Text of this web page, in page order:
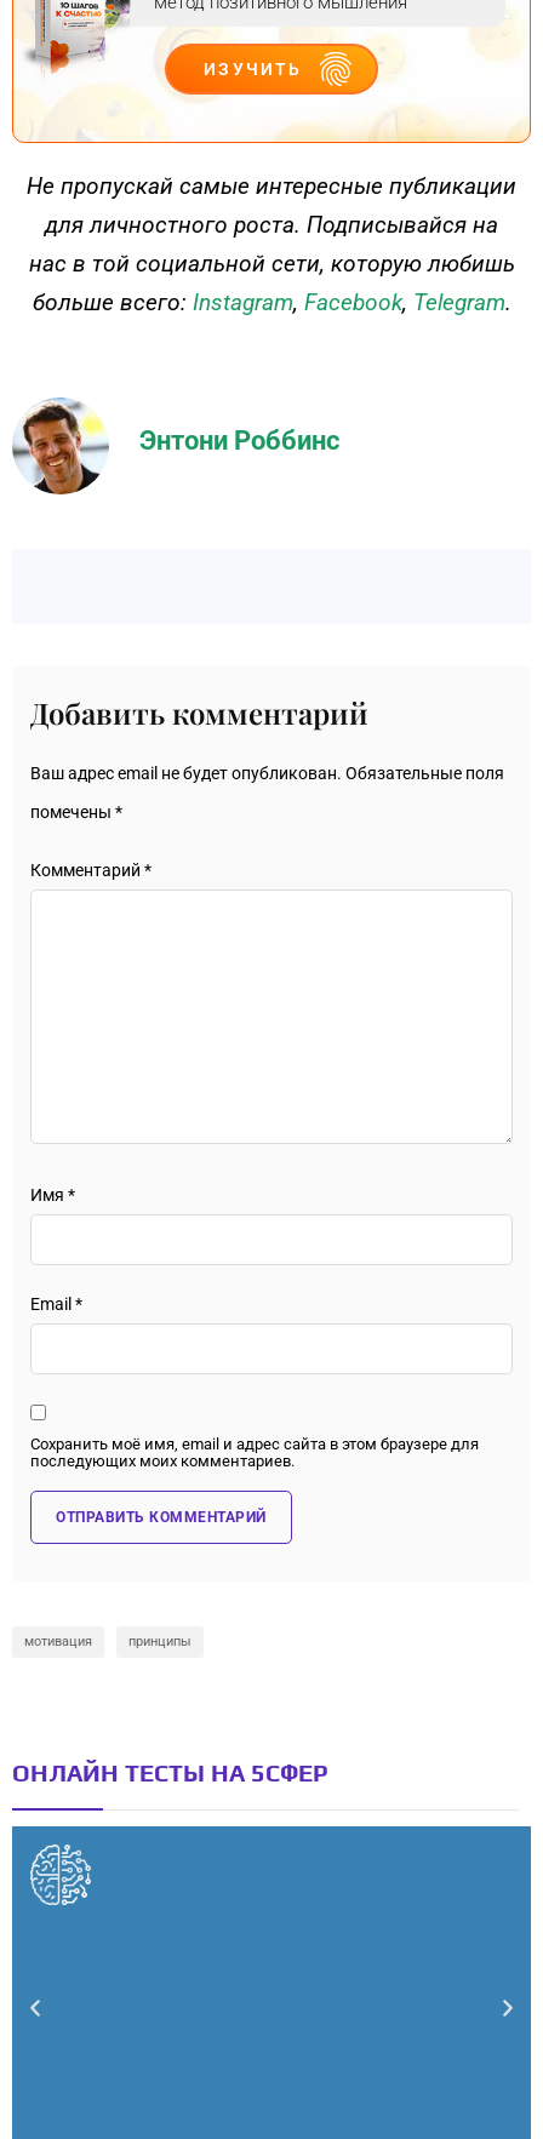
ИЗУЧИТЬ
ДЕЙСТВУЙ
Не пропускай самые интересные публикации
для личностного роста. Подписывайся на
нас в той социальной сети, которую любишь
больше всего: Instagram, Facebook, Telegram.
Энтони Роббинс
Добавить комментарий
Ваш адрес email не будет опубликован. Обязательные поля
помечены *
Комментарий *
Имя *
Email *
Сохранить моё имя, email и адрес сайта в этом браузере для
последующих моих комментариев.
мотивация принципы
ОНЛАЙН ТЕСТЫ НА 5СФЕР